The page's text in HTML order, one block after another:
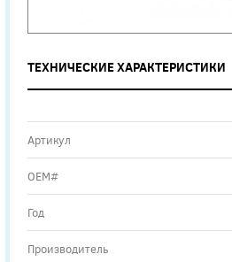
ТЕХНИЧЕСКИЕ ХАРАКТЕРИСТИКИ
Артикул
ОЕМ#
Год
Производитель